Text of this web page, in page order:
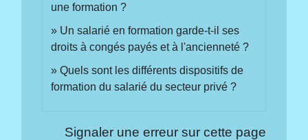
une formation ?
Un salarié en formation garde-t-il ses
droits à congés payés et à l'ancienneté ?
Quels sont les différents dispositifs de
formation du salarié du secteur privé ?
Signaler une erreur sur cette page